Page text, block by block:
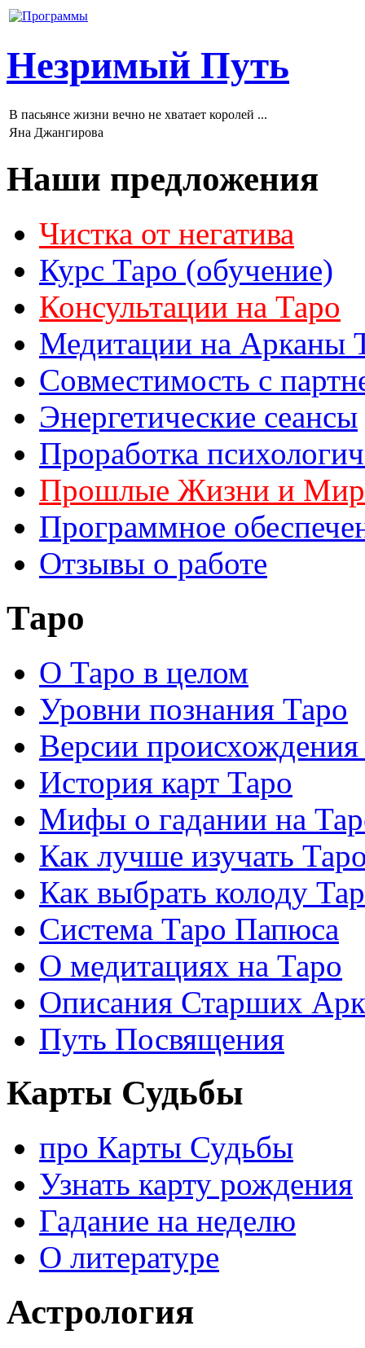
Незримый Путь
В пасьянсе жизни вечно не хватает королей ...
Яна Джангирова
Наши предложения
Чистка от негатива
Курс Таро (обучение)
Консультации на Таро
Медитации на Арканы
Совместимость с
Энергетические сеансы
Проработка
Прошлые Жизни и
Программное
Отзывы о работе
Таро
О Таро в целом
Уровни познания Таро
Версии
История карт Таро
Мифы о гадании на
Как лучше изучать
Как выбрать колоду
Система Таро Папюса
О медитациях на Таро
Описания Старших
Путь Посвящения
Карты Судьбы
про Карты Судьбы
Узнать карту рождения
Гадание на неделю
О литературе
Астрология